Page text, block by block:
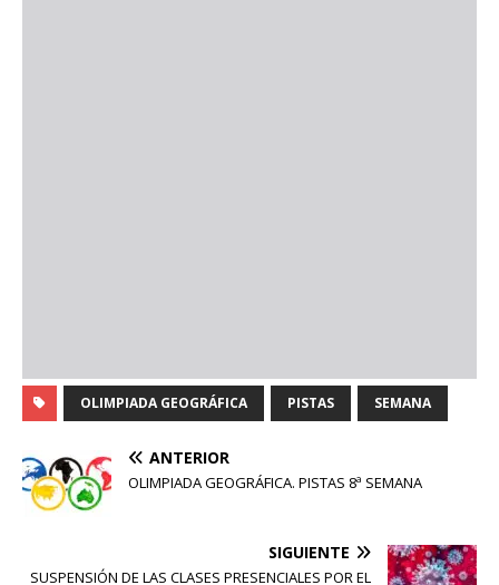
OLIMPIADA GEOGRÁFICA PISTAS SEMANA
ANTERIOR
OLIMPIADA GEOGRÁFICA. PISTAS 8ª SEMANA
SIGUIENTE
SUSPENSIÓN DE LAS CLASES PRESENCIALES POR EL